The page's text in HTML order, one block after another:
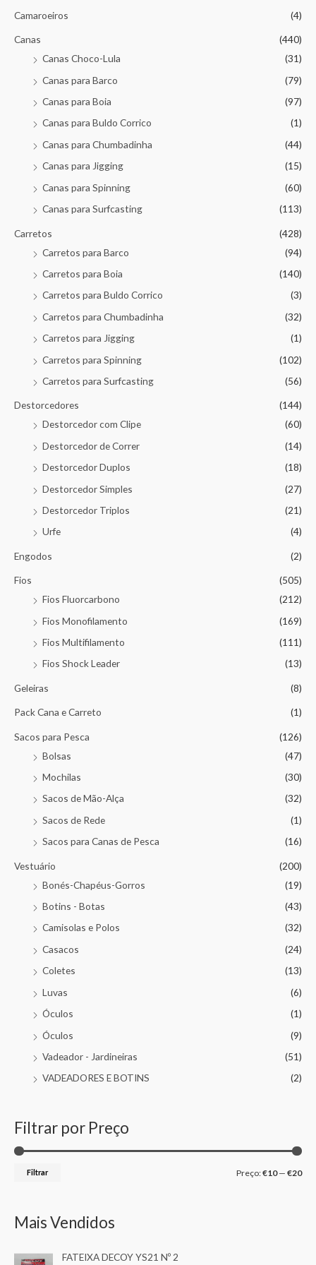
Camaroeiros (4)
Canas
(440)
Canas Choco-Lula
(31)
Canas para Barco
(79)
Canas para Boia
(97)
Canas para Buldo Corrico
(1)
Canas para Chumbadinha
(44)
Canas para Jigging
(15)
Canas para Spinning
(60)
Canas para Surfcasting
(113)
Carretos
(428)
Carretos para Barco
(94)
Carretos para Boia
(140)
Carretos para Buldo Corrico
(3)
Carretos para Chumbadinha
(32)
Carretos para Jigging
(1)
Carretos para Spinning
(102)
Carretos para Surfcasting
(56)
Destorcedores
(144)
Destorcedor com Clipe
(60)
Destorcedor de Correr
(14)
Destorcedor Duplos
(18)
Destorcedor Simples
(27)
Destorcedor Triplos
(21)
Urfe
(4)
Engodos (2)
Fios
(505)
Fios Fluorcarbono
(212)
Fios Monofilamento
(169)
Fios Multifilamento
(111)
Fios Shock Leader
(13)
Geleiras (8)
Pack Cana e Carreto (1)
Sacos para Pesca
(126)
Bolsas
(47)
Mochilas
(30)
Sacos de Mão-Alça
(32)
Sacos de Rede
(1)
Sacos para Canas de Pesca
(16)
Vestuário
(200)
Bonés-Chapéus-Gorros
(19)
Botins - Botas
(43)
Camisolas e Polos
(32)
Casacos
(24)
Coletes
(13)
Luvas
(6)
Óculos
(1)
Óculos
(9)
Vadeador - Jardineiras
(51)
VADEADORES E BOTINS
(2)
Filtrar por Preço
Filtrar Preço:€10— €20
Mais Vendidos
FATEIXA DECOY YS21 Nº 2